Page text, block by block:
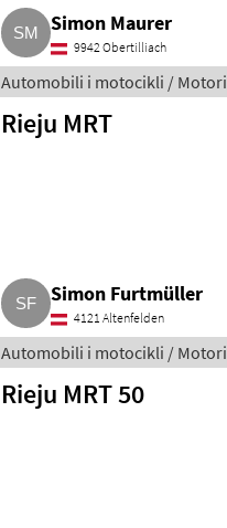
Simon Maurer
9942 Obertilliach
Automobili i motocikli / Motori
Rieju MRT
Simon Furtmüller
4121 Altenfelden
Automobili i motocikli / Motori
Rieju MRT 50